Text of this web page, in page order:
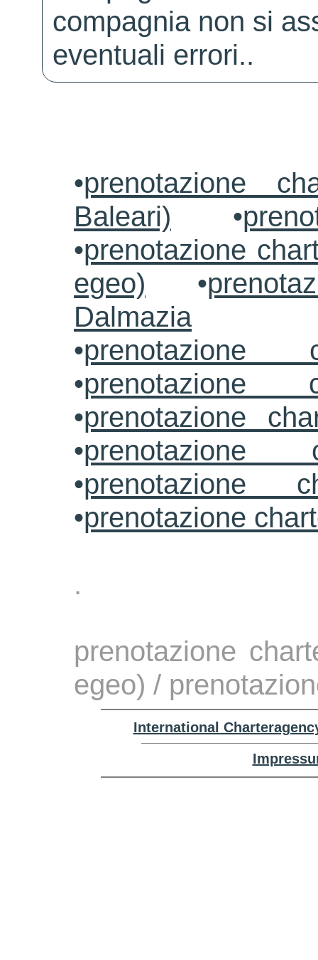
compagnia non si
eventuali errori..
•prenotazione
Baleari) •
•prenotazione
egeo) •
Dalmazia
•prenotazione
•prenotazione
•prenotazione
•prenotazione
•prenotazione
•prenotazione
.
prenotazione
egeo) /
International